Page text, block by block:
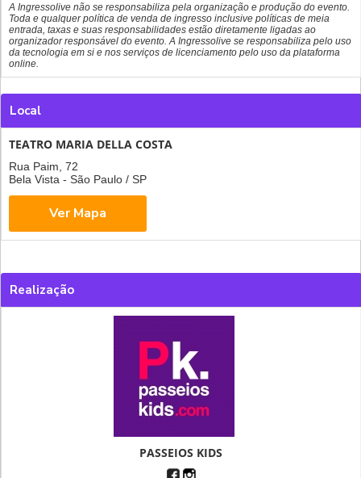
A Ingressolive não se responsabiliza pela organização e produção do evento.
Toda e qualquer política de venda de ingresso inclusive políticas de meia
entrada, taxas e suas responsabilidades estão diretamente ligadas ao
organizador responsável do evento. A Ingressolive se responsabiliza pelo uso
da tecnologia em si e nos serviços de licenciamento pelo uso da plataforma
online.
Local
TEATRO MARIA DELLA COSTA
Rua Paim, 72
Bela Vista - São Paulo / SP
Realização
PASSEIOS KIDS